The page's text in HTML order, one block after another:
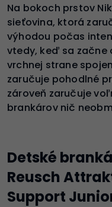
Na bokoch prstov
sieťovina, ktorá
výhodou počas
vtedy, keď sa
vrchnej strane
zaručuje pohodlné
zároveň zaručuje
brankárov nič
Detské
Reusch
Support